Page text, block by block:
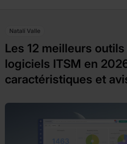
Natalí Valle
Les 12 meilleurs
logiciels ITSM en
caractéristiques et